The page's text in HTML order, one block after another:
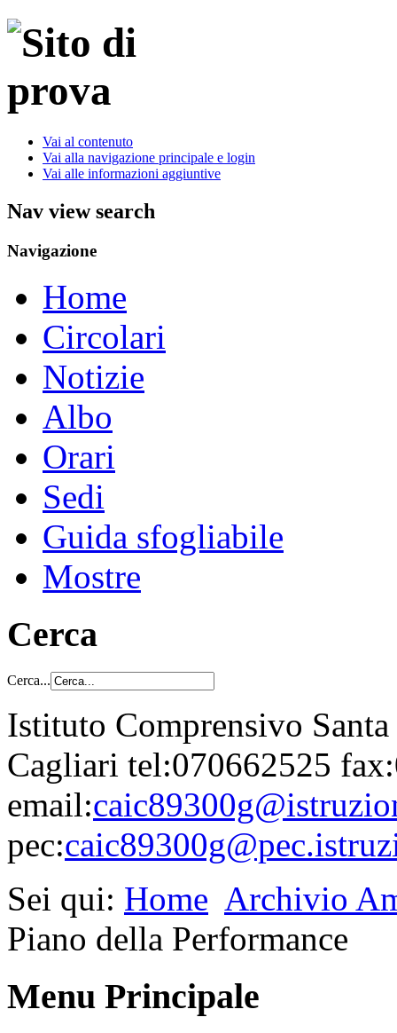
Vai al contenuto
Vai alla navigazione principale e login
Vai alle informazioni aggiuntive
Nav view search
Navigazione
Home
Circolari
Notizie
Albo
Orari
Sedi
Guida sfogliabile
Mostre
Cerca
Cerca...
Istituto Comprensivo
Cagliari tel:070662525
email:
pec:
Sei qui: Home Archivio
Piano della Performance
Menu Principale